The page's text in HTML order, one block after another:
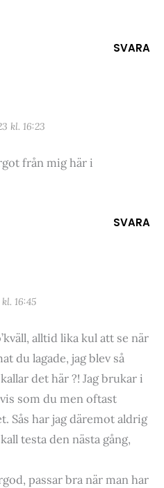
SVARA
kl. 16:23
från mig här i
SVARA
16:45
alltid lika kul att se när
du lagade, jag blev så
det här ?! Jag brukar i
som du men oftast
Sås har jag däremot aldrig
testa den nästa gång,
passar bra när man har